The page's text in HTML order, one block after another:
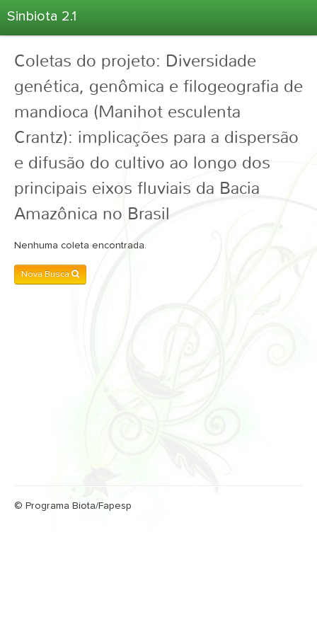
Sinbiota 2.1
Informações Ambientais
Coletas
Projetos
Unidades Depositárias
Árvore Taxonômica
Login
Coletas do projeto: Diversidade
genética, genômica e filogeografia de
mandioca (Manihot esculenta
Crantz): implicações para a dispersão
e difusão do cultivo ao longo dos
principais eixos fluviais da Bacia
Amazônica no Brasil
Nenhuma coleta encontrada.
Nova Busca
© Programa Biota/Fapesp